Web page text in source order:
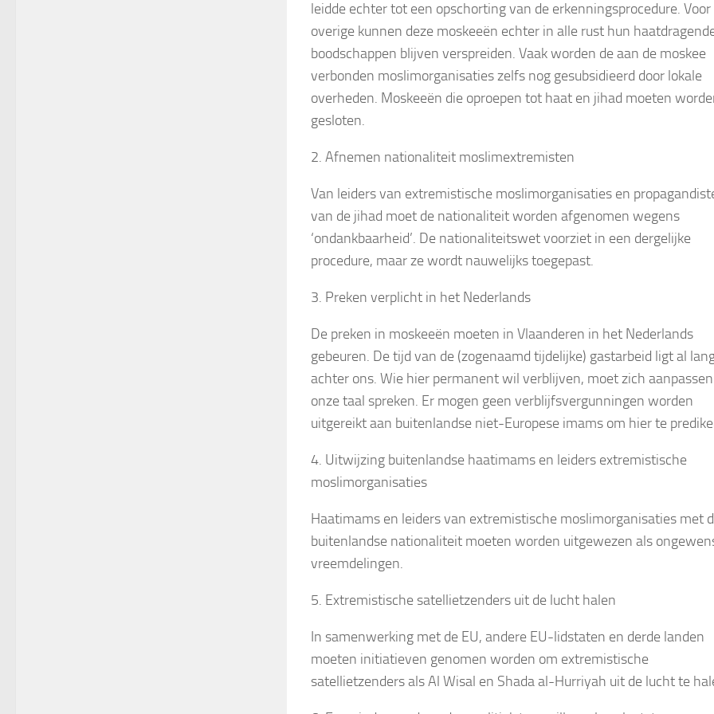
leidde echter tot een opschorting van de erkenningsprocedure.
overige kunnen deze moskeeën echter in alle rust hun
boodschappen blijven verspreiden. Vaak worden de aan de moskee
verbonden moslimorganisaties zelfs nog gesubsidieerd door lokale
overheden. Moskeeën die oproepen tot haat en jihad moeten
gesloten.
2. Afnemen nationaliteit moslimextremisten
Van leiders van extremistische moslimorganisaties en
van de jihad moet de nationaliteit worden afgenomen wegens
‘ondankbaarheid’. De nationaliteitswet voorziet in een dergelijke
procedure, maar ze wordt nauwelijks toegepast.
3. Preken verplicht in het Nederlands
De preken in moskeeën moeten in Vlaanderen in het Nederlands
gebeuren. De tijd van de (zogenaamd tijdelijke) gastarbeid ligt al
achter ons. Wie hier permanent wil verblijven, moet zich
onze taal spreken. Er mogen geen verblijfsvergunningen worden
uitgereikt aan buitenlandse niet-Europese imams om hier te
4. Uitwijzing buitenlandse haatimams en leiders extremistische
moslimorganisaties
Haatimams en leiders van extremistische moslimorganisaties met
buitenlandse nationaliteit moeten worden uitgewezen als
vreemdelingen.
5. Extremistische satellietzenders uit de lucht halen
In samenwerking met de EU, andere EU-lidstaten en derde landen
moeten initiatieven genomen worden om extremistische
satellietzenders als Al Wisal en Shada al-Hurriyah uit de lucht te